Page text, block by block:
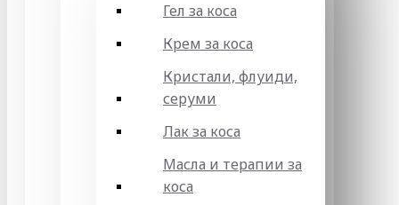
Гел за коса
Крем за коса
Кристали, флуиди,
серуми
Лак за коса
Масла и терапии за
коса